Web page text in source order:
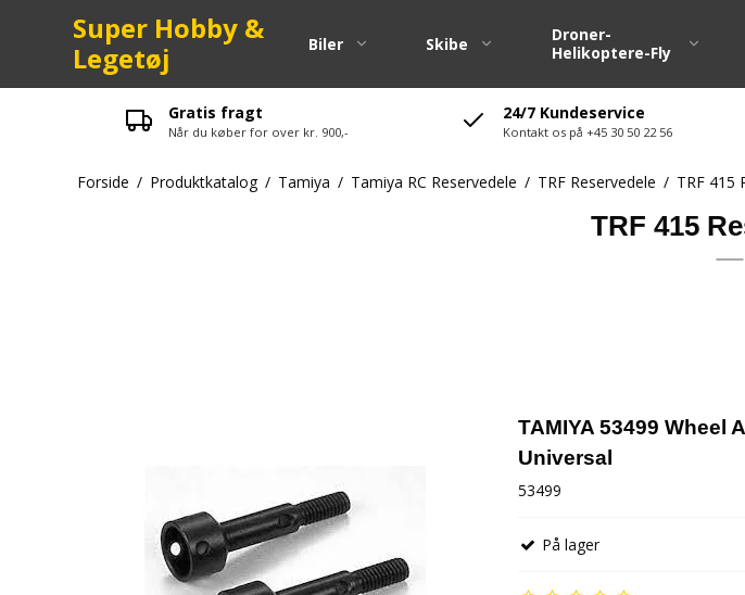
Super Hobby &
Legetøj
Biler Skibe
Droner-
Helikoptere-Fly
Kuglelejer
Zenoah Reservedele
Dæk / Fælge
Dækvarmere
Hjulsæt M-
Gratis fragt
Når du køber for over kr. 900,-
24/7 Kundeservice
Kontakt os på +45 30 50 22 56
Forside / Produktkatalog / Tamiya / Tamiya RC Reservedele / TRF Reservedele / TRF 415
TRF 415
TAMIYA 53499 Wheel
Universal
53499
På lager